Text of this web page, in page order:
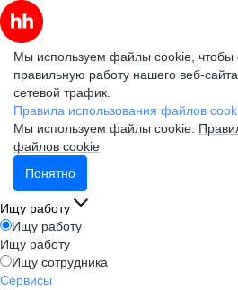
Мы используем файлы cookie, чтобы
правильную работу нашего веб-
сетевой трафик.
Правила использования файлов
Мы используем файлы cookie.
файлов cookie
Понятно
Ищу работу
Ищу работу
Ищу работу
Ищу сотрудника
Сервисы